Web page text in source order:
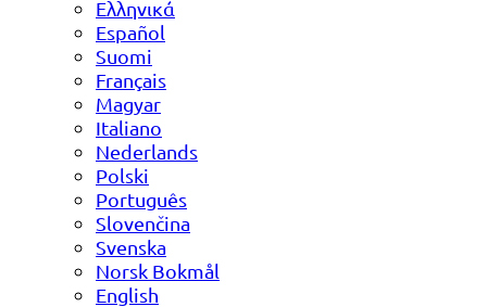
Ελληνικά
Español
Suomi
Français
Magyar
Italiano
Nederlands
Polski
Português
Slovenčina
Svenska
Norsk Bokmål
English